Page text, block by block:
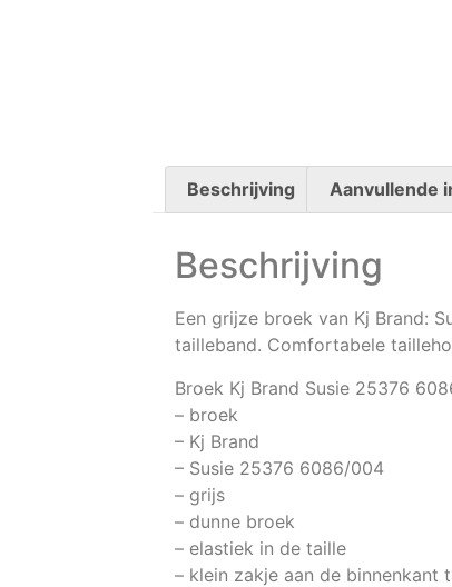
Beschrijving Aanvullende
Beschrijving
Een grijze broek van Kj Brand:
tailleband. Comfortabele
Broek Kj Brand Susie 25376
– broek
– Kj Brand
– Susie 25376 6086/004
– grijs
– dunne broek
– elastiek in de taille
– klein zakje aan de binnenkant